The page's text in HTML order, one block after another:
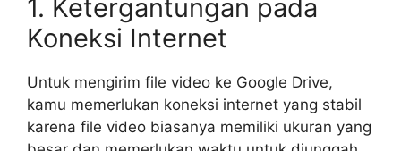
1. Ketergantungan pada
Koneksi Internet
Untuk mengirim file video ke Google Drive,
kamu memerlukan koneksi internet yang stabil
karena file video biasanya memiliki ukuran yang